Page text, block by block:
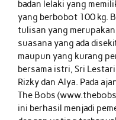
badan lelaki yang
yang berbobot 100 kg.
tulisan yang
suasana yang ada
maupun yang kurang
bersama istri, Sri
Rizky dan Alya. Pada
The Bobs
ini berhasil menjadi